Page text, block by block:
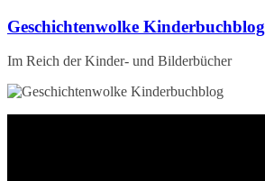
Zum
springen
Geschichtenwolke Kinderbuchblog
Im Reich der Kinder- und Bilderbücher